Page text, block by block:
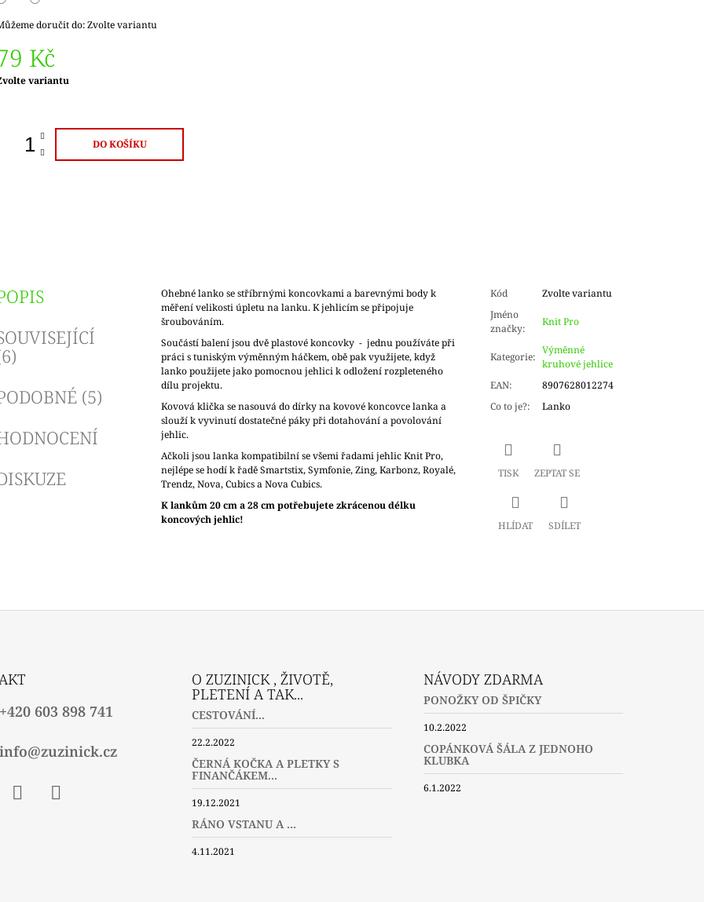
doručit do:Zvolte variantu
Kč
variantu
DO KOŠÍKU
(5)
Ohebné lanko se stříbrnými koncovkami a barevnými body k
měření velikosti úpletu na lanku. K jehlicím se připojuje
šroubováním.
Součástí balení jsou dvě plastové koncovky - jednu používáte při
práci s tuniským výměnným háčkem, obě pak využijete, když
lanko použijete jako pomocnou jehlici k odložení rozpleteného
dílu projektu.
Kovová klička se nasouvá do dírky na kovové koncovce lanka a
slouží k vyvinutí dostatečné páky při dotahování a povolování
jehlic.
Ačkoli jsou lanka kompatibilní se všemi řadami jehlic Knit Pro,
nejlépe se hodí k řadě Smartstix, Symfonie, Zing, Karbonz, Royalé,
Trendz, Nova, Cubics a Nova Cubics.
K lankům 20 cm a 28 cm potřebujete zkrácenou délku
koncových jehlic!
Kód
Zvolte variantu
Jméno
značky:
Knit Pro
Kategorie:
Výměnné
kruhové jehlice
EAN:
8907628012274
Co to je?: Lanko
TISK ZEPTAT SE
HLÍDAT SDÍLET
+420 603 898 741
info@zuzinick.cz
O ZUZINICK , ŽIVOTĚ,
PLETENÍ A TAK...
CESTOVÁNÍ...
22.2.2022
ČERNÁ KOČKA A PLETKY S
FINANČÁKEM...
19.12.2021
RÁNO VSTANU A ...
4.11.2021
NÁVODY ZDARMA
PONOŽKY OD ŠPIČKY
10.2.2022
COPÁNKOVÁ ŠÁLA Z JEDNOHO
KLUBKA
6.1.2022